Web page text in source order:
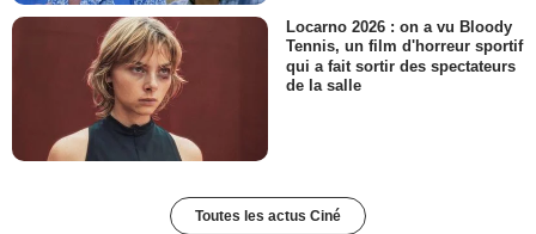
Locarno 2026 : on a vu Bloody
Tennis, un film d'horreur sportif
qui a fait sortir des spectateurs
de la salle
Toutes les actus Ciné